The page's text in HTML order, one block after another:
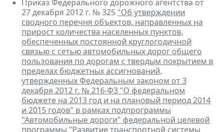
Приказ Федерального дорожного агентства от
27 декабря 2012 г. № 325 "Об утверждении
сводного перечня объектов, направленных на
прирост количества населенных пунктов,
обеспеченных постоянной круглогодичной
связью с сетью автомобильных дорог общего
пользования по дорогам с твердым покрытием в
пределах бюджетных ассигнований,
утвержденных Федеральным законом от 3
декабря 2012 г. № 216-ФЗ "О федеральном
бюджете на 2013 год и на плановый период 2014
и 2015 годов" в рамках подпрограммы
"Автомобильные дороги" федеральной целевой
программы "Развитие транспортной системы